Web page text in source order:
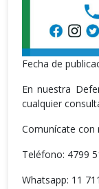
Fecha de
En nuestra
cualquier
Comunícate con
Teléfono: 4799
Whatsapp: 11